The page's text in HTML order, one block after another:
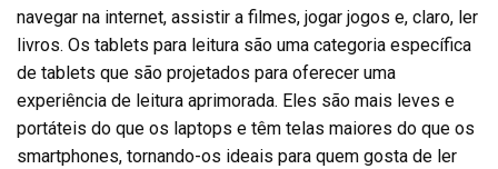
navegar na internet, assistir a filmes, jogar jogos e, claro, ler
livros. Os tablets para leitura são uma categoria específica
de tablets que são projetados para oferecer uma
experiência de leitura aprimorada. Eles são mais leves e
portáteis do que os laptops e têm telas maiores do que os
smartphones, tornando-os ideais para quem gosta de ler